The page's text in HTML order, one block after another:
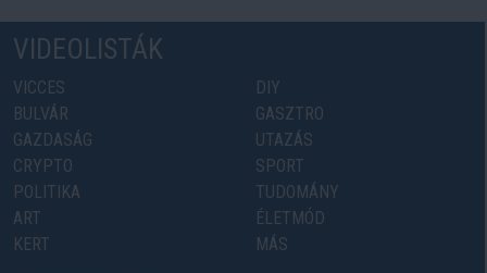
VIDEOLISTÁK
VICCES
BULVÁR
GAZDASÁG
CRYPTO
POLITIKA
ART
KERT
DIY
GASZTRO
UTAZÁS
SPORT
TUDOMÁNY
ÉLETMÓD
MÁS